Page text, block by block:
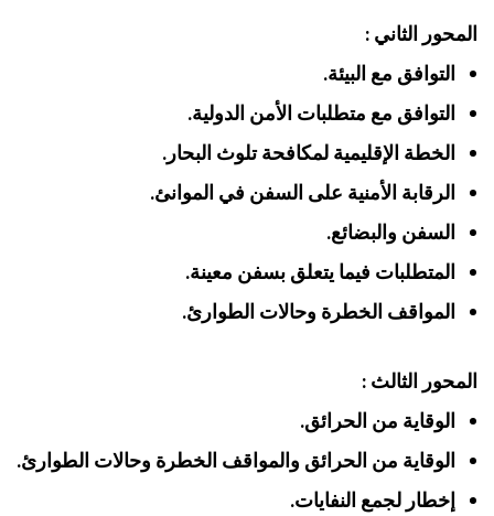
المحور الثاني :
التوافق مع البيئة.
التوافق مع متطلبات الأمن الدولية.
الخطة الإقليمية لمكافحة تلوث البحار.
الرقابة الأمنية على السفن في الموانئ.
السفن والبضائع.
المتطلبات فيما يتعلق بسفن معينة.
المواقف الخطرة وحالات الطوارئ.
المحور الثالث :
الوقاية من الحرائق.
الوقاية من الحرائق والمواقف الخطرة وحالات الطوارئ.
إخطار لجمع النفايات.